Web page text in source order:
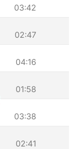
03:42
02:47
04:16
01:58
03:38
02:41